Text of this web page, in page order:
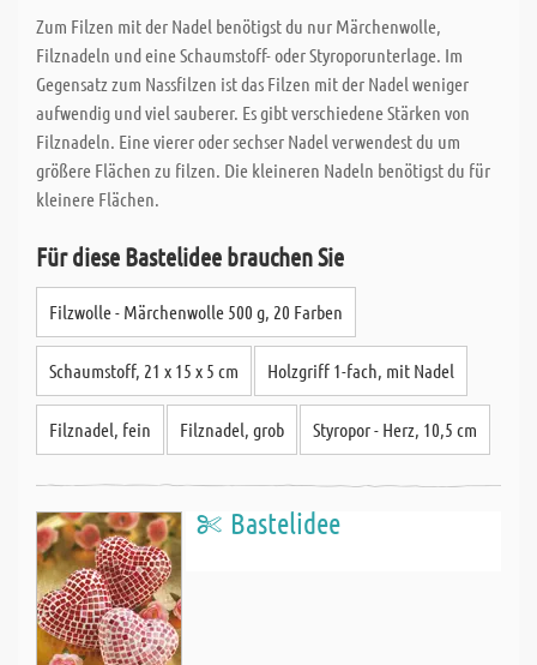
Zum Filzen mit der Nadel benötigst du nur Märchenwolle,
Filznadeln und eine Schaumstoff- oder Styroporunterlage. Im
Gegensatz zum Nassfilzen ist das Filzen mit der Nadel weniger
aufwendig und viel sauberer. Es gibt verschiedene Stärken von
Filznadeln. Eine vierer oder sechser Nadel verwendest du um
größere Flächen zu filzen. Die kleineren Nadeln benötigst du für
kleinere Flächen.
Für diese Bastelidee brauchen Sie
Filzwolle - Märchenwolle 500 g, 20 Farben
Schaumstoff, 21 x 15 x 5 cm Holzgriff 1-fach, mit Nadel
Filznadel, fein Filznadel, grob Styropor - Herz, 10,5 cm
Bastelidee